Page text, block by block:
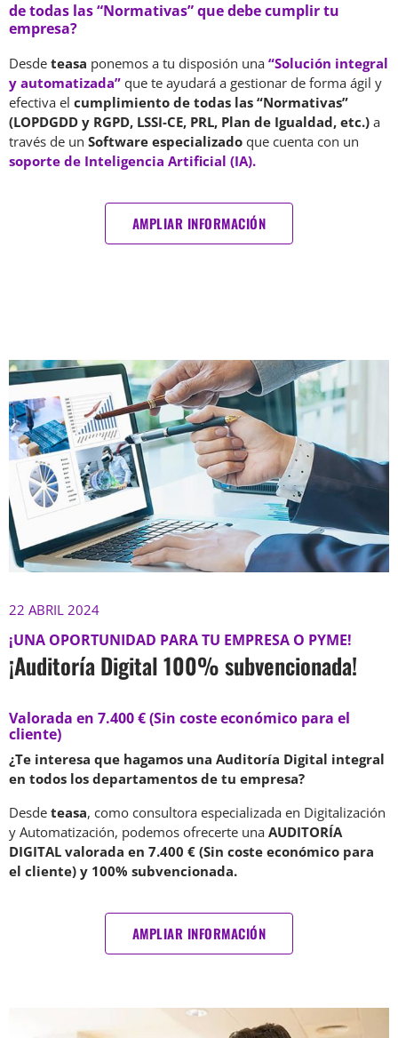
de todas las “Normativas” que debe cumplir tu
empresa?
Desde teasa ponemos a tu disposión una “Solución integral
y automatizada” que te ayudará a gestionar de forma ágil y
efectiva el cumplimiento de todas las “Normativas”
(LOPDGDD y RGPD, LSSI-CE, PRL, Plan de Igualdad, etc.) a
través de un Software especializado que cuenta con un
soporte de Inteligencia Artificial (IA).
AMPLIAR INFORMACIÓN
22 ABRIL 2024
¡UNA OPORTUNIDAD PARA TU EMPRESA O PYME!
¡Auditoría Digital 100% subvencionada!
Valorada en 7.400 € (Sin coste económico para el
cliente)
¿Te interesa que hagamos una Auditoría Digital integral
en todos los departamentos de tu empresa?
Desde teasa, como consultora especializada en Digitalización
y Automatización, podemos ofrecerte una AUDITORÍA
DIGITAL valorada en 7.400 € (Sin coste económico para
el cliente) y 100% subvencionada.
AMPLIAR INFORMACIÓN